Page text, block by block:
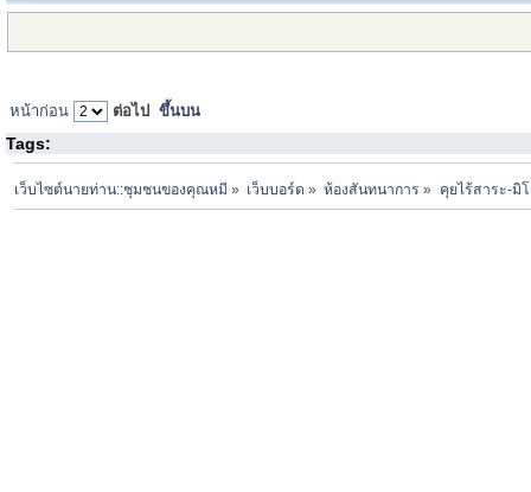
หน้าก่อน ต่อไป ขึ้นบน
Tags:
เว็บไซต์นายท่าน::ชุมชนของคุณหมี » เว็บบอร์ด » ห้องสันทนาการ » คุยไร้สาระ-มิ